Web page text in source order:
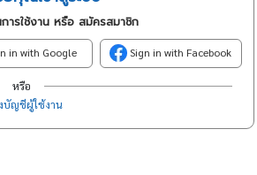
ารใช้งาน หรือ สมัครสมาชิก
in with Google Sign in with Facebook
หรือ
บัญชีผู้ใช้งาน